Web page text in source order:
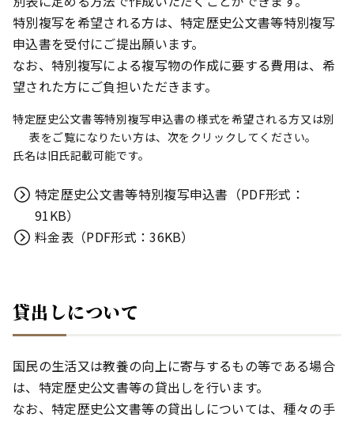
特別複写を希望される方は、特定歴史公文書等特別複写
申込書を受付にご提出願います。
なお、特別複写による複写物の作成に要する費用は、希
望された方にご負担いただきます。
特定歴史公文書等特別複写申込書の様式を希望される方又は別
表をご覧になりたい方は、次をクリックしてください。
氏名は旧氏記載可能です。
特定歴史公文書等特別複写申込書（PDF形式：
91KB）
料金表（PDF形式：36KB）
貸出しについて
国民の生活又は教養の向上に寄与するもの等である場合
は、特定歴史公文書等の貸出しを行います。
なお、特定歴史公文書等の貸出しについては、種々の手